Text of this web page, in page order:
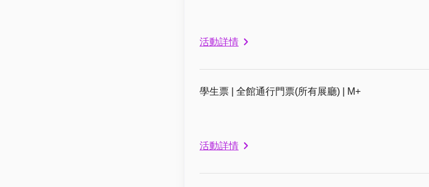
活動詳情
學生票 | 全館通行門票(所有展廳) | M+
活動詳情